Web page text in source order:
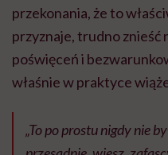
przekonania, że to
przyznaje, trudno znieść
poświęceń i
właśnie w praktyce
„To po prostu nigdy nie